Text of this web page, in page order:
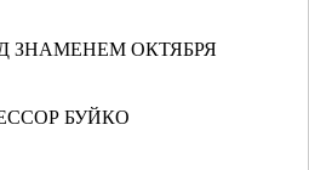
ЗНАМЕНЕМ ОКТЯБРЯ
БУЙКО